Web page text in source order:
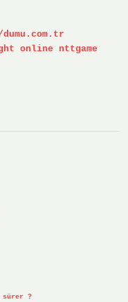
online
nttgame
?